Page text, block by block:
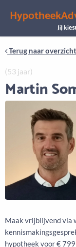
Jij
Terug naar overzicht
(53 jaar)
Martin
Maak vrijblijvend via
hypotheek voor €